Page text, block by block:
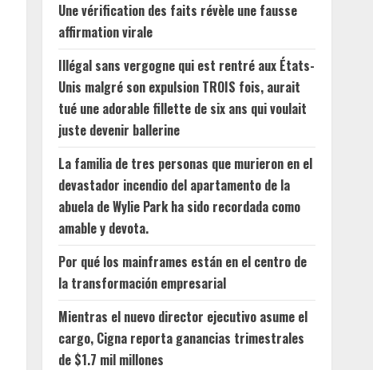
Une vérification des faits révèle une fausse
affirmation virale
Illégal sans vergogne qui est rentré aux États-
Unis malgré son expulsion TROIS fois, aurait
tué une adorable fillette de six ans qui voulait
juste devenir ballerine
La familia de tres personas que murieron en el
devastador incendio del apartamento de la
abuela de Wylie Park ha sido recordada como
amable y devota.
Por qué los mainframes están en el centro de
la transformación empresarial
Mientras el nuevo director ejecutivo asume el
cargo, Cigna reporta ganancias trimestrales
de $1.7 mil millones